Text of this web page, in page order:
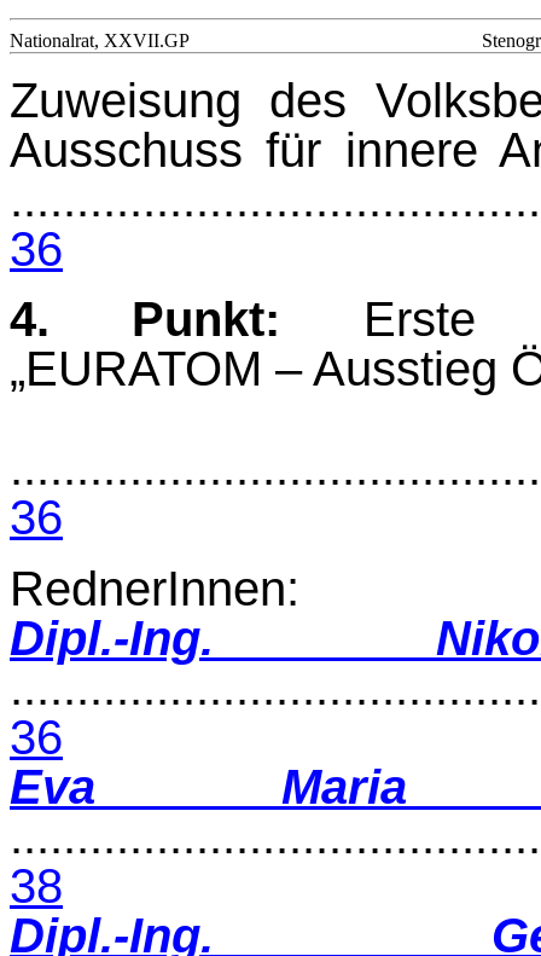
Nationalrat, XXVII.GP
Zuweisung des
Ausschuss für
36
4. Punkt: Erste
„EURATOM – Ausstieg
36
RednerInnen:
Dipl.-Ing.
36
Eva Maria
38
Dipl.-Ing.